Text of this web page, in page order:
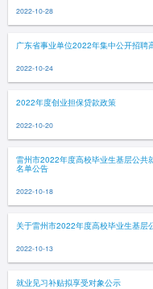
2022-10-28
广东省事业单位2022年集中公开招聘
2022-10-24
2022年度创业担保贷款政策
2022-10-20
雷州市2022年度高校毕业生基层公共
名单公告
2022-10-18
关于雷州市2022年度高校毕业生基层
2022-10-13
就业见习补贴拟享受对象公示